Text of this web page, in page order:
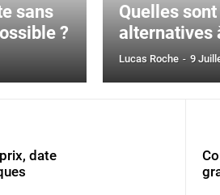
sans
?
Quelles
alternatives
Lucas Roche - 9
date